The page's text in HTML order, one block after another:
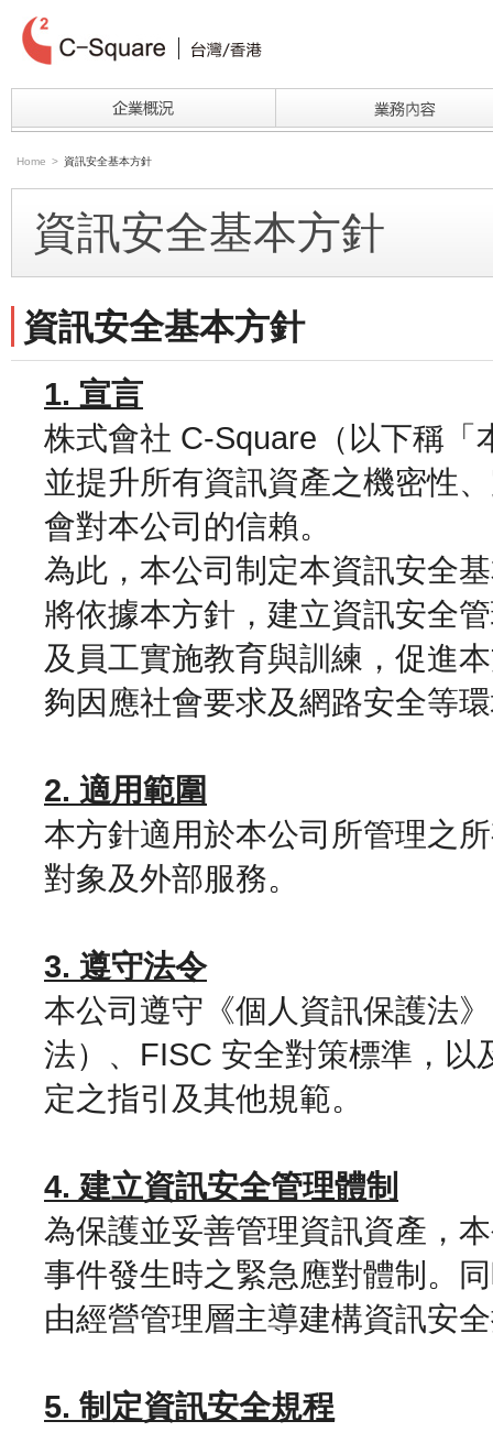
Home > 資訊安全基本方針
資訊安全基本方針
資訊安全基本方針
1. 宣言
株式會社 C-Square（以下稱
並提升所有資訊資產之機密性
會對本公司的信賴。
為此，本公司制定本資訊安全
將依據本方針，建立資訊安全
及員工實施教育與訓練，促進
夠因應社會要求及網路安全等
2. 適用範圍
本方針適用於本公司所管理之
對象及外部服務。
3. 遵守法令
本公司遵守《個人資訊保護法
法）、FISC 安全對策標準，
定之指引及其他規範。
4. 建立資訊安全管理體制
為保護並妥善管理資訊資產，
事件發生時之緊急應對體制。
由經營管理層主導建構資訊安
5. 制定資訊安全規程